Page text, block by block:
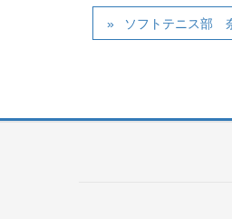
ソフトテニス部